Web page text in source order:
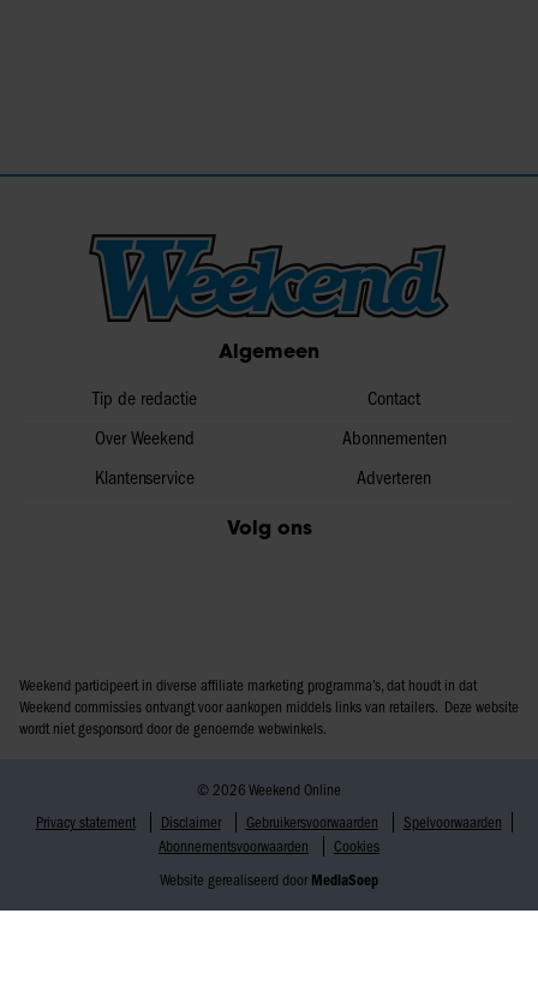
Algemeen
Tip de redactie
Over Weekend
Klantenservice
Contact
Abonnementen
Adverteren
Volg ons
Weekend participeert in diverse affiliate marketing programma’s, dat houdt in dat
Weekend commissies ontvangt voor aankopen middels links van retailers. Deze website
wordt niet gesponsord door de genoemde webwinkels.
© 2026 Weekend Online
Privacy statement
Disclaimer Gebruikersvoorwaarden
Spelvoorwaarden
Abonnementsvoorwaarden
Cookies
Website gerealiseerd door MediaSoep